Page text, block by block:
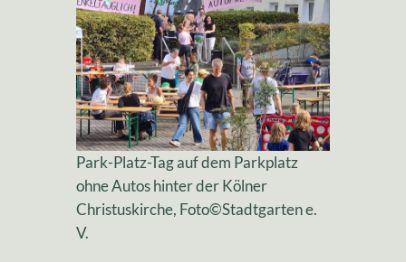
Park-Platz-Tag auf dem Parkplatz
ohne Autos hinter der Kölner
Christuskirche, Foto©Stadtgarten e.
V.